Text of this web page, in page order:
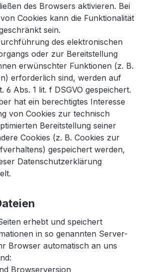
des Browsers aktivieren. Bei
Cookies kann die Funktionalität
sein.
des elektronischen
oder zur Bereitstellung
erwünschter Funktionen (z. B.
erforderlich sind, werden auf
6 Abs. 1 lit. f DSGVO gespeichert.
hat ein berechtigtes Interesse
von Cookies zur technisch
Bereitstellung seiner
Cookies (z. B. Cookies zur
gespeichert werden,
Datenschutzerklärung
erhebt und speichert
in so genannten Server-
Browser automatisch an uns
Browserversion